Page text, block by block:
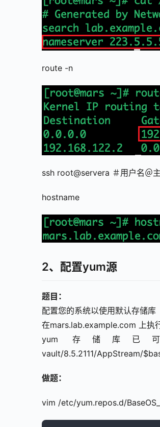
route -n
ssh root@servera ＃⽤⼾名＠
hostname
2、配置yum源
题目：
配置您的系统以使用默认存储库
在mars.lab.example.com 上执
yum 存储库已可以从
vault/8.5.2111/AppStream/
做题：
vim /etc/yum.repos.d/